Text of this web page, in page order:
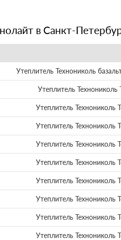
в Санкт-
Утеплитель Технониколь
Утеплитель
Утеплитель Технониколь
Утеплитель Технониколь
Утеплитель Технониколь
Утеплитель Технониколь
Утеплитель Технониколь
Утеплитель Технониколь
Утеплитель Технониколь
Утеплитель Технониколь